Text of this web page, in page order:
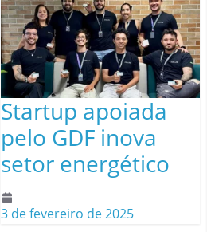
Startup apoiada
pelo GDF inova
setor energético
3 de fevereiro de 2025